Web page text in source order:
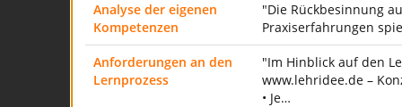
Analyse der eigenen
Kompetenzen
"Die Rückbesinnung
Praxiserfahrungen
Anforderungen an den
Lernprozess
"Im Hinblick auf den
www.lehridee.de –
• Je…